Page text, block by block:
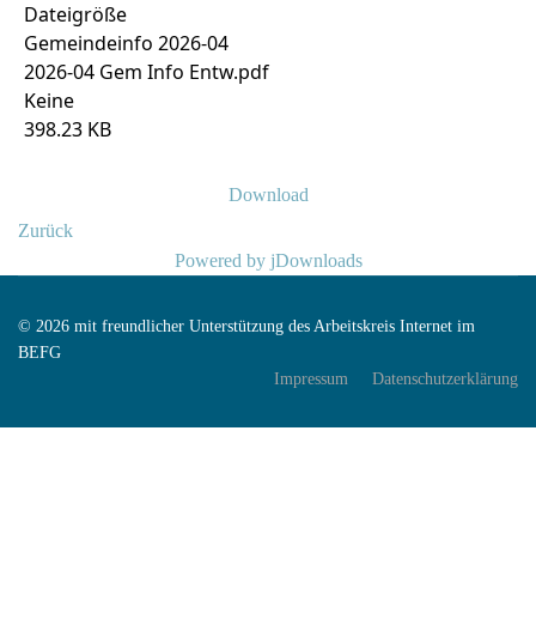
Dateigröße
Gemeindeinfo 2026-04
2026-04 Gem Info Entw.pdf
Keine
398.23 KB
Download
Zurück
Powered by jDownloads
© 2026 mit freundlicher Unterstützung des Arbeitskreis Internet im
BEFG
Impressum
Datenschutzerklärung